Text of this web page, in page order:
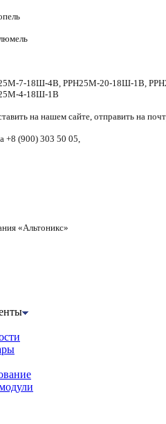
7-18Ш-4В, РРН25М-20-18Ш-1В,
4-18Ш-1В
на нашем сайте, отправить на
+8 (900) 303 50 05,
«Альтоникс»